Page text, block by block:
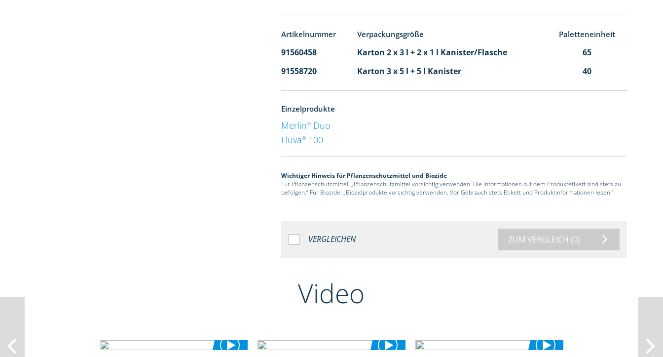
Artikelnummer Verpackungsgröße Paletteneinheit
91560458 Karton 2 x 3 l + 2 x 1 l Kanister/Flasche
65
91558720
Karton 3 x 5 l + 5 l Kanister 40
Einzelprodukte
Merlin® Duo
Fluva® 100
Wichtiger Hinweis für Pflanzenschutzmittel und Biozide
Für Pflanzenschutzmittel: „Pflanzenschutzmittel vorsichtig verwenden. Die Informationen auf dem Produktetikett sind stets zu
befolgen.“ Für Biozide: „Biozidprodukte vorsichtig verwenden. Vor Gebrauch stets Etikett und Produktinformationen lesen.“
VERGLEICHEN ZUM VERGLEICH (0)
Video